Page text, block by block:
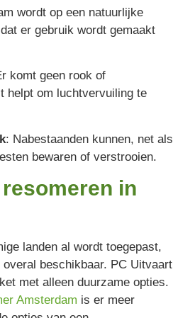
wordt op een natuurlijke
er gebruik wordt gemaakt
komt geen rook of
helpt om luchtvervuiling te
: Nabestaanden kunnen, net als
bewaren of verstrooien.
in
landen al wordt toegepast,
beschikbaar. PC Uitvaart
met alleen duurzame opties.
Amsterdam is er meer